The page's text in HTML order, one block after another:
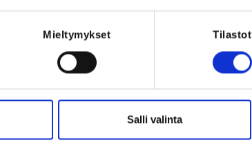
Mieltymykset Tilastot
Salli valinta
fysiikkavalmennukseen –
vähentää loukkaantumisriskiä,
myös taidon oppimiseen.
cheerleadingissa, mutta
merkittävästi seurojen ja joukkueiden
rakentaa turvallisempaa
pidemmät urheilijaurat.